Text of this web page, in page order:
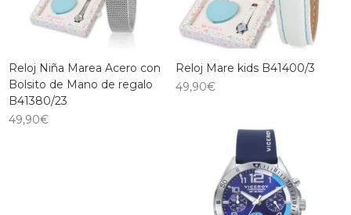
Reloj Niña Marea Acero con
Bolsito de Mano de regalo
B41380/23
49,90€
Reloj Mare kids B41400/3
49,90€